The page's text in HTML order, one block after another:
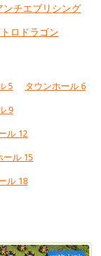
ンチエブリシング
ロドラゴン
5
タウンホール 6
9
ル 12
ール 15
ル 18